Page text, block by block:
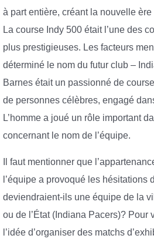
à part entière, créant la nouvelle
La course Indy 500 était l’une des
plus prestigieuses. Les facteurs
déterminé le nom du futur club –
Barnes était un passionné de
de personnes célèbres, engagé
L’homme a joué un rôle important
concernant le nom de l’équipe.
Il faut mentionner que
l’équipe a provoqué les hésitations
deviendraient-ils une équipe de la
ou de l’État (Indiana Pacers)? Pour
l’idée d’organiser des matchs